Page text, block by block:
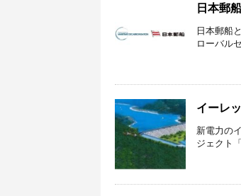
日本郵
日本郵船
ローバル
イーレ
新電力の
ジェクト